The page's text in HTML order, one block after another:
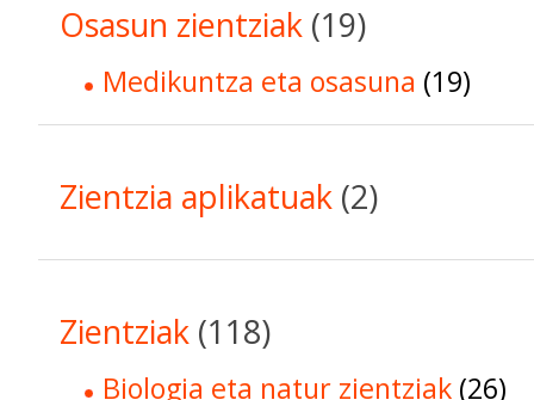
Osasun zientziak (19)
Medikuntza eta osasuna (19)
Zientzia aplikatuak (2)
Zientziak (118)
Biologia eta natur zientziak (26)